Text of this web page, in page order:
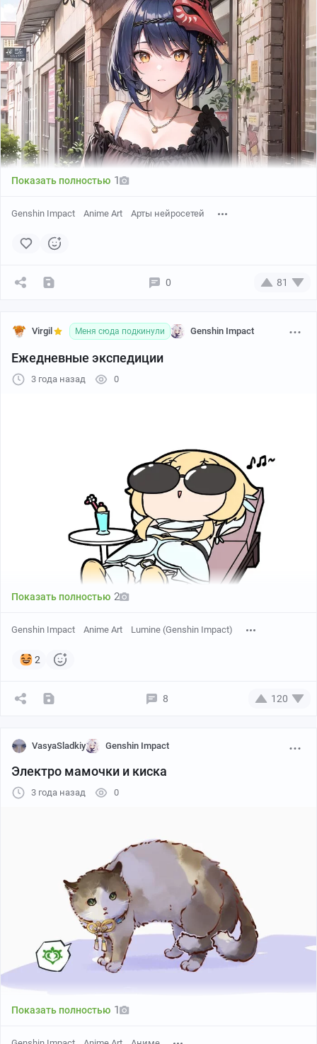
https://www.pixiv.net/en/artworks/107526113
Показать полностью 1
Genshin Impact Anime Art Арты нейросетей
0 81
Virgil Меня сюда подкинули Genshin Impact
Ежедневные экспедиции
3 года назад 0
Автор
Показать полностью 2
Genshin Impact Anime Art Lumine (Genshin Impact)
2
8 120
VasyaSladkiy Genshin Impact
Электро мамочки и киска
3 года назад 0
Показать полностью 1